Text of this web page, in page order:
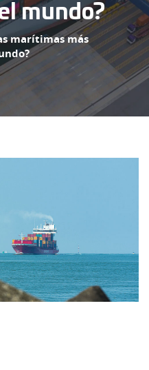
mundo?
marítimas más